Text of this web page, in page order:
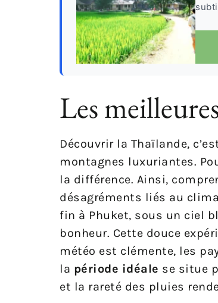
Les
Découvrir la Thaïlande,
montagnes luxuriantes.
la différence. Ainsi,
désagréments liés au
fin à Phuket, sous un ciel
bonheur. Cette douce
météo est clémente, les
la période idéale se situe
et la rareté des pluies